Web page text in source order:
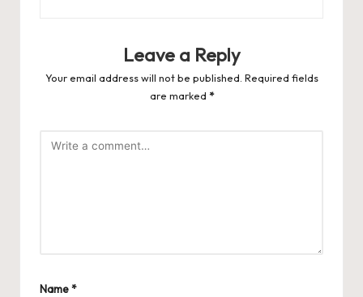
Leave a Reply
Your email address will not be published. Required fields
are marked *
Name*